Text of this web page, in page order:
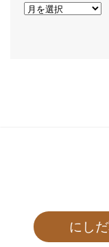
ア
にし